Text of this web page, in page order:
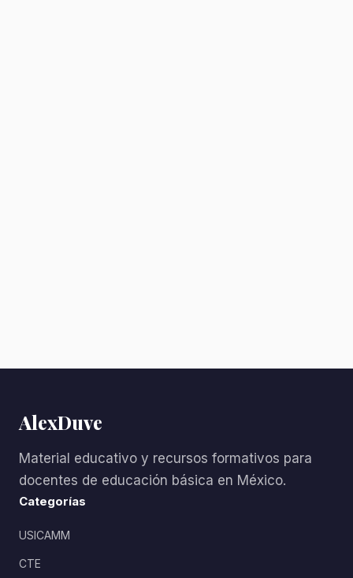
AlexDuve
Material educativo y recursos formativos para
docentes de educación básica en México.
Categorías
USICAMM
CTE